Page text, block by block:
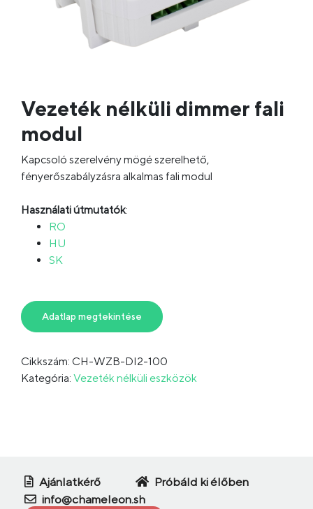
Vezeték nélküli dimmer fali
modul
Kapcsoló szerelvény mögé szerelhető,
fényerőszabályzásra alkalmas fali modul
Használati útmutatók:
RO
HU
SK
Adatlap megtekintése
Cikkszám: CH-WZB-DI2-100
Kategória: Vezeték nélküli eszközök
Ajánlatkérő
Próbáld ki élőben
info@chameleon.sh